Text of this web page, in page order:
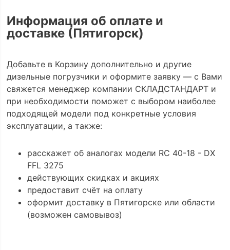
Информация об оплате и
доставке (Пятигорск)
Добавьте в Корзину дополнительно и другие
дизельные погрузчики и оформите заявку — с Вами
свяжется менеджер компании СКЛАДСТАНДАРТ и
при необходимости поможет с выбором наиболее
подходящей модели под конкретные условия
эксплуатации, а также:
расскажет об аналогах модели RC 40-18 - DX
FFL 3275
действующих скидках и акциях
предоставит счёт на оплату
оформит доставку в Пятигорске или области
(возможен самовывоз)